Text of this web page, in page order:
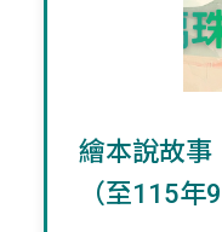
繪本說故事
（至115年9